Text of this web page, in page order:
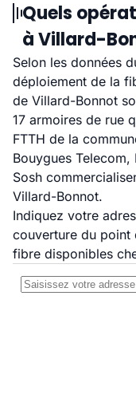
Quels
à Villard-
Selon les données
déploiement de la
de Villard-Bonnot
17 armoires de rue
FTTH de la
Bouygues Telecom,
Sosh
Villard-Bonnot.
Indiquez votre
couverture du point
fibre disponibles